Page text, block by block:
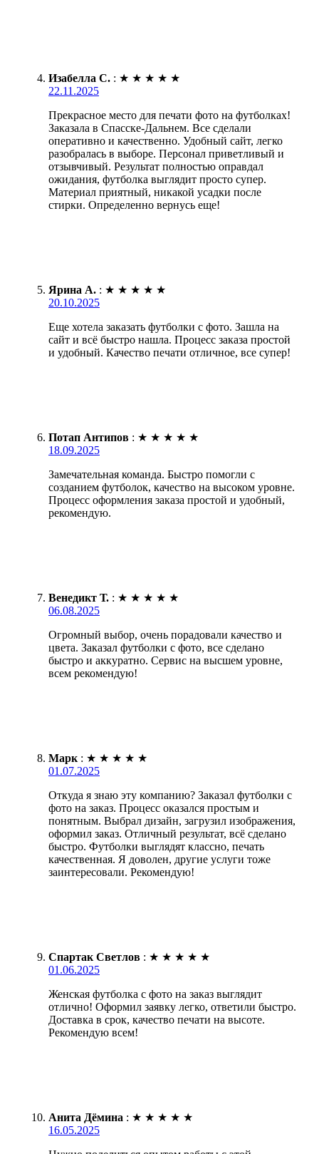
Изабелла С. : ★ ★ ★ ★ ★
22.11.2025
Прекрасное место для печати фото на футболках!
Заказала в Спасске-Дальнем. Все сделали
оперативно и качественно. Удобный сайт, легко
разобралась в выборе. Персонал приветливый и
отзывчивый. Результат полностью оправдал
ожидания, футболка выглядит просто супер.
Материал приятный, никакой усадки после
стирки. Определенно вернусь еще!
Ярина А. : ★ ★ ★ ★ ★
20.10.2025
Еще хотела заказать футболки с фото. Зашла на
сайт и всё быстро нашла. Процесс заказа простой
и удобный. Качество печати отличное, все супер!
Потап Антипов : ★ ★ ★ ★ ★
18.09.2025
Замечательная команда. Быстро помогли с
созданием футболок, качество на высоком уровне.
Процесс оформления заказа простой и удобный,
рекомендую.
Венедикт Т. : ★ ★ ★ ★ ★
06.08.2025
Огромный выбор, очень порадовали качество и
цвета. Заказал футболки с фото, все сделано
быстро и аккуратно. Сервис на высшем уровне,
всем рекомендую!
Марк : ★ ★ ★ ★ ★
01.07.2025
Откуда я знаю эту компанию? Заказал футболки с
фото на заказ. Процесс оказался простым и
понятным. Выбрал дизайн, загрузил изображения,
оформил заказ. Отличный результат, всё сделано
быстро. Футболки выглядят классно, печать
качественная. Я доволен, другие услуги тоже
заинтересовали. Рекомендую!
Спартак Светлов : ★ ★ ★ ★ ★
01.06.2025
Женская футболка с фото на заказ выглядит
отлично! Оформил заявку легко, ответили быстро.
Доставка в срок, качество печати на высоте.
Рекомендую всем!
Анита Дёмина : ★ ★ ★ ★ ★
16.05.2025